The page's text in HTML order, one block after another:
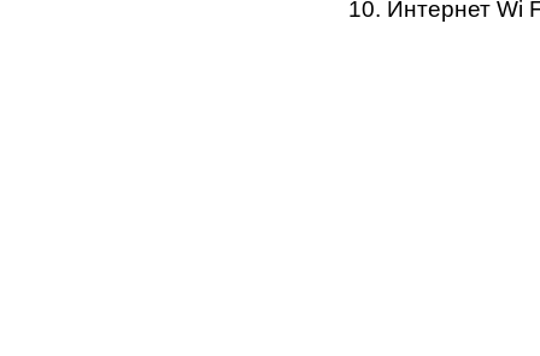
10. Интернет Wi